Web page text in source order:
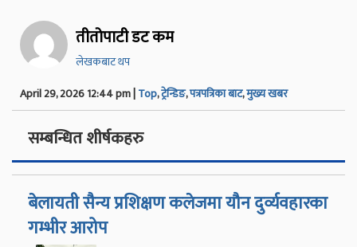
तीतोपाटी डट कम
लेखकबाट थप
April 29, 2026 12:44 pm |Top,ट्रेन्डिङ,पत्रपत्रिका बाट,मुख्य खबर
सम्बन्धित शीर्षकहरु
बेलायती सैन्य प्रशिक्षण कलेजमा यौन दुर्व्यवहारका
गम्भीर आरोप